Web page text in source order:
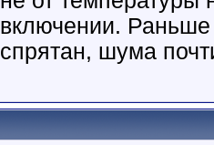
включении.
спрятан, шума